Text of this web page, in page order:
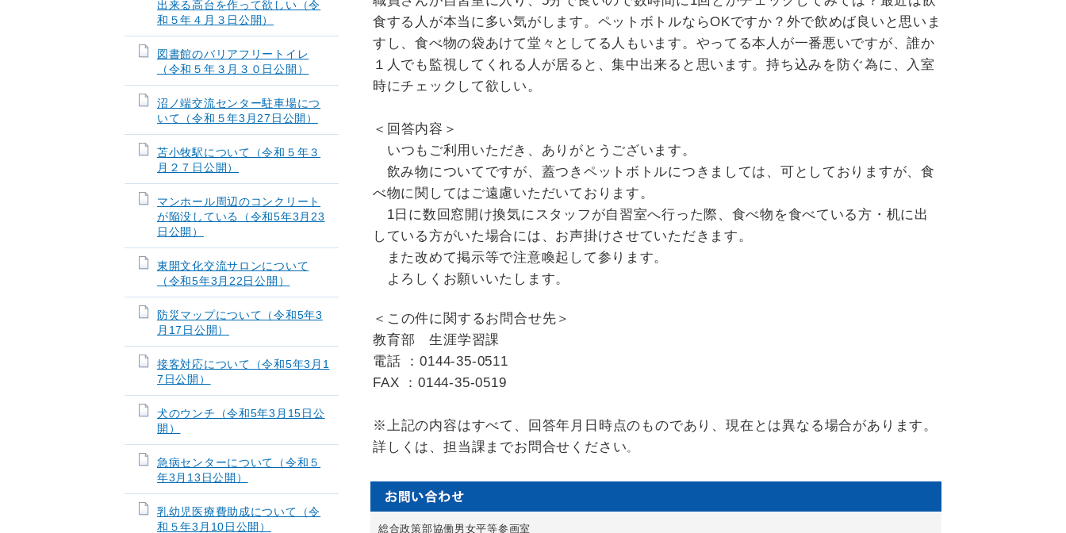
食する人が本当に多い気がします。ペットボトルならOKですか？外で飲めば良いと思いま
すし、食べ物の袋あけて堂々としてる人もいます。やってる本人が一番悪いですが、誰か
１人でも監視してくれる人が居ると、集中出来ると思います。持ち込みを防ぐ為に、入室
時にチェックして欲しい。
＜回答内容＞
いつもご利用いただき、ありがとうございます。
飲み物についてですが、蓋つきペットボトルにつきましては、可としておりますが、食
べ物に関してはご遠慮いただいております。
1日に数回窓開け換気にスタッフが自習室へ行った際、食べ物を食べている方・机に出
している方がいた場合には、お声掛けさせていただきます。
また改めて掲示等で注意喚起して参ります。
よろしくお願いいたします。
＜この件に関するお問合せ先＞
教育部 生涯学習課
電話 ：0144-35-0511
FAX ：0144-35-0519
※上記の内容はすべて、回答年月日時点のものであり、現在とは異なる場合があります。
詳しくは、担当課までお問合せください。
総合政策部協働男女平等参画室
出来る高台を作って欲しい（令
和５年４月３日公開）
図書館のバリアフリートイレ
（令和５年３月３０日公開）
沼ノ端交流センター駐車場につ
いて（令和５年3月27日公開）
苫小牧駅について（令和５年３
月２７日公開）
マンホール周辺のコンクリート
が陥没している（令和5年3月23
日公開）
東開文化交流サロンについて
（令和5年3月22日公開）
防災マップについて（令和5年3
月17日公開）
接客対応について（令和5年3月1
7日公開）
犬のウンチ（令和5年3月15日公
開）
急病センターについて（令和５
年3月13日公開）
乳幼児医療費助成について（令
和５年3月10日公開）